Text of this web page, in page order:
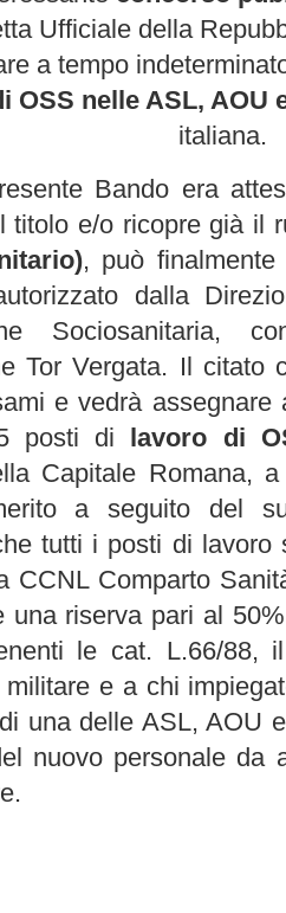
Ufficiale della
a tempo
OSS nelle ASL, AOU
italiana.
Bando era
titolo e/o ricopre già il
, può
dalla
Sociosanitaria,
Tor Vergata. Il citato
e vedrà assegnare
posti di lavoro di
Capitale Romana,
a seguito del
tutti i posti di lavoro
CCNL Comparto
una riserva pari al
le cat. L.66/88,
militare e a chi
una delle ASL, AOU
nuovo personale da